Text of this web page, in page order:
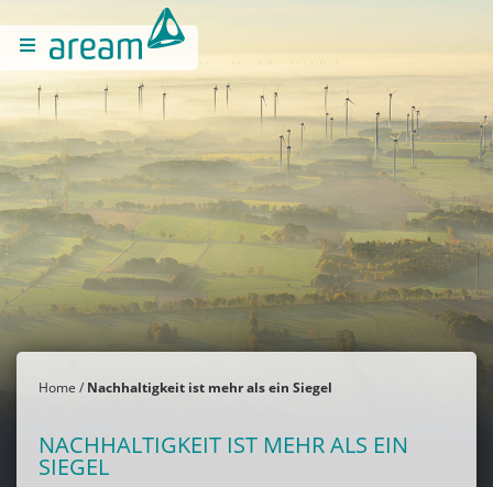
Home Nachhaltigkeit ist mehr als ein Siegel
NACHHALTIGKEIT IST MEHR ALS EIN
SIEGEL